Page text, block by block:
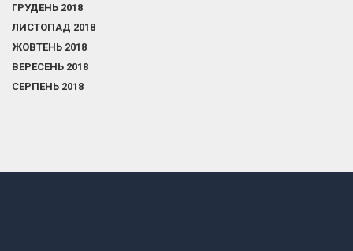
ГРУДЕНЬ 2018
ЛИСТОПАД 2018
ЖОВТЕНЬ 2018
ВЕРЕСЕНЬ 2018
СЕРПЕНЬ 2018